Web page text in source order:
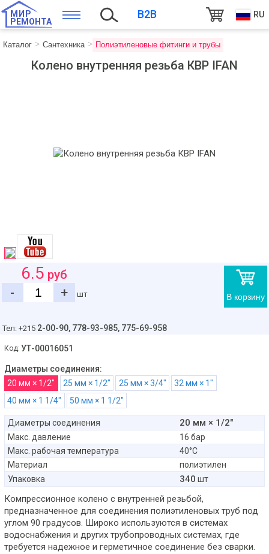
МИР
РЕМОНТА
B2B RU
Каталог Сантехника Полиэтиленовые фитинги и трубы
Колено внутренняя резьба КВР IFAN
В корзину
6.5 руб
-
+ шт
Тел: +215 2-00-90, 778-93-985, 775-69-958
Код: УТ-00016051
Диаметры соединения:
20 мм × 1/2"
25 мм × 1/2" 25 мм × 3/4"
32 мм × 1"
40 мм × 1 1/4"
50 мм × 1 1/2"
Диаметры соединения 20 мм × 1/2"
Макс. давление
16 бар
Макс. рабочая температура
40°С
Материал
полиэтилен
Упаковка
340 шт
Компрессионное колено с внутренней резьбой,
предназначенное для соединения полиэтиленовых труб под
углом 90 градусов. Широко используются в системах
водоснабжения и других трубопроводных системах, где
требуется надежное и герметичное соединение без сварки.